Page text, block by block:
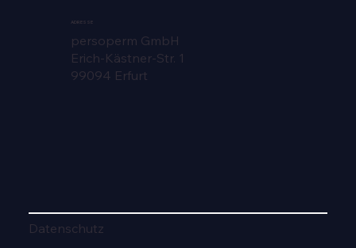
ADRESSE
persoperm GmbH
Erich-Kästner-Str. 1
99094 Erfurt
Datenschutz